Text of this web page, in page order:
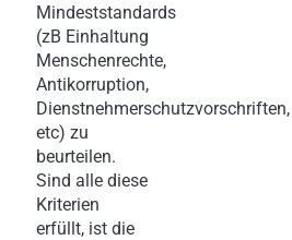
Mindeststandards
(zB Einhaltung
Menschenrechte,
Antikorruption,
Dienstnehmerschutzvorschriften,
etc) zu
beurteilen.
Sind alle diese
Kriterien
erfüllt, ist die